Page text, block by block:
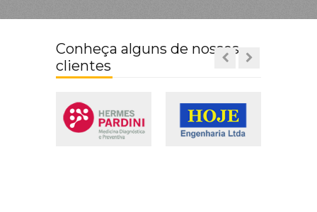
Conheça alguns de nossos
clientes